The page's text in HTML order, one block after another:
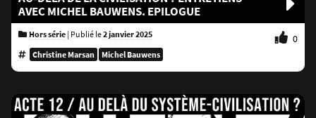
AVEC MICHEL BAUWENS. EPILOGUE
Hors série | Publié le2 janvier 2025 0
Christine Marsan Michel Bauwens